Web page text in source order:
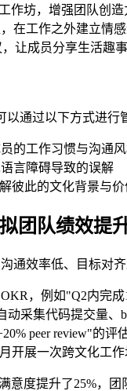
作坊，增强团队创造
在工作之外建立情
让成员分享生活趣
通过以下方式进行
的工作习惯与沟通
言障碍导致的误解
彼此的文化背景与
团队绩效提
通效率低、目标对
，例如"Q2内完
动采集代码提交量
peer review"的评
开展一次跨文化工作
度提升了25%，团